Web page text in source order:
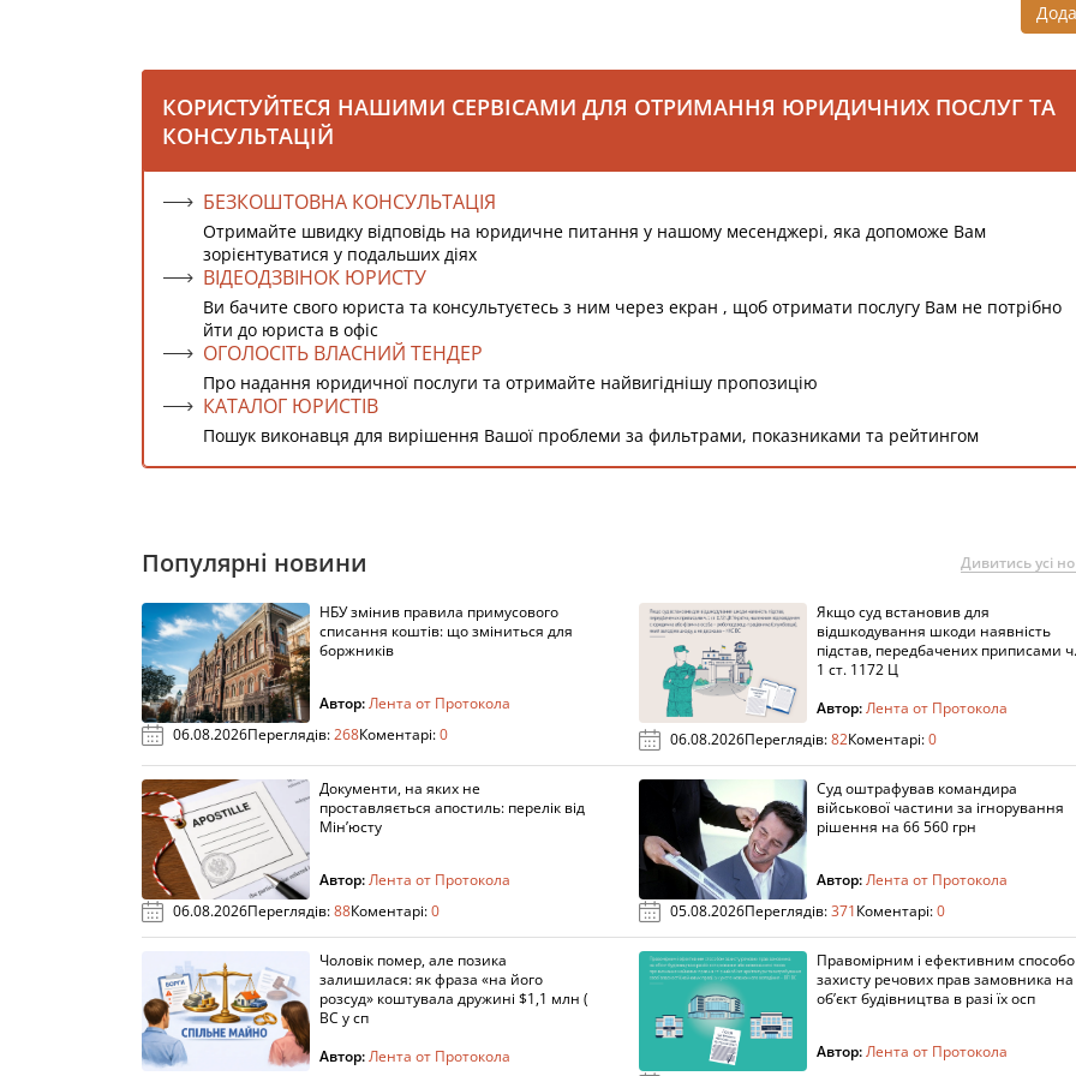
КОРИСТУЙТЕСЯ НАШИМИ СЕРВІСАМИ ДЛЯ ОТРИМАННЯ ЮРИДИЧНИХ ПОСЛУГ ТА
КОНСУЛЬТАЦІЙ
БЕЗКОШТОВНА КОНСУЛЬТАЦІЯ
Отримайте швидку відповідь на юридичне питання у нашому месенджері, яка допоможе Вам
зорієнтуватися у подальших діях
ВІДЕОДЗВІНОК ЮРИСТУ
Ви бачите свого юриста та консультуєтесь з ним через екран , щоб отримати послугу Вам не потрібно
йти до юриста в офіс
ОГОЛОСІТЬ ВЛАСНИЙ ТЕНДЕР
Про надання юридичної послуги та отримайте найвигіднішу пропозицію
КАТАЛОГ ЮРИСТІВ
Пошук виконавця для вирішення Вашої проблеми за фильтрами, показниками та рейтингом
Популярні новини Дивитись усі
НБУ змінив правила примусового
списання коштів: що зміниться для
боржників
Автор:Лента от Протокола
06.08.2026Переглядів:268Коментарі:0
Якщо суд встановив для
відшкодування шкоди наявність
підстав, передбачених приписами ч.
1 ст. 1172 Ц
Автор:Лента от Протокола
06.08.2026Переглядів:82Коментарі:0
Документи, на яких не
проставляється апостиль: перелік від
Мін’юсту
Автор:Лента от Протокола
06.08.2026Переглядів:88Коментарі:0
Суд оштрафував командира
військової частини за ігнорування
рішення на 66 560 грн
Автор:Лента от Протокола
05.08.2026Переглядів:371Коментарі:0
Чоловік помер, але позика
залишилася: як фраза «на його
розсуд» коштувала дружині $1,1 млн (
ВС у сп
Автор:Лента от Протокола
Правомірним і ефективним
захисту речових прав замовника на
об’єкт будівництва в разі їх осп
Автор:Лента от Протокола